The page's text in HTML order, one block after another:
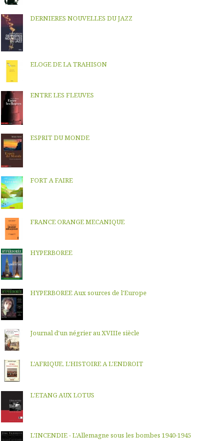
DERNIERES NOUVELLES DU JAZZ
ELOGE DE LA TRAHISON
ENTRE LES FLEUVES
ESPRIT DU MONDE
FORT A FAIRE
FRANCE ORANGE MECANIQUE
HYPERBOREE
HYPERBOREE Aux sources de l'Europe
Journal d'un négrier au XVIIIe siècle
L'AFRIQUE, L'HISTOIRE A L'ENDROIT
L'ETANG AUX LOTUS
L'INCENDIE - L'Allemagne sous les bombes 1940-1945